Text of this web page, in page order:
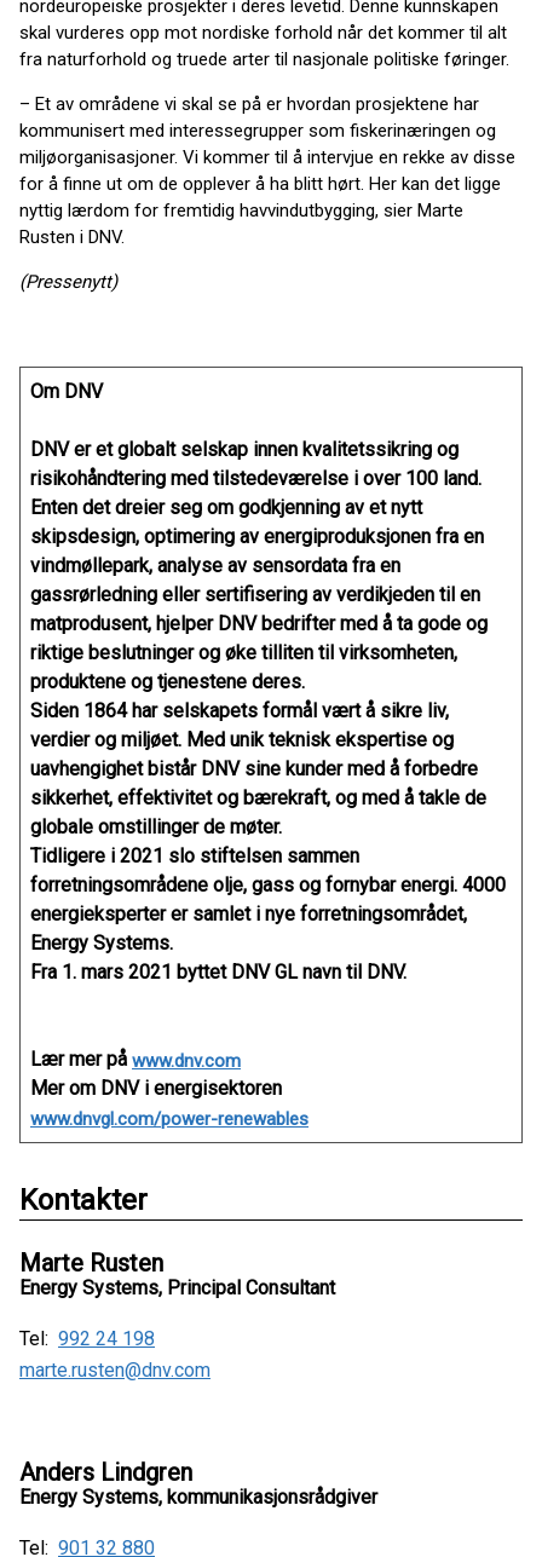
nordeuropeiske prosjekter i deres levetid. Denne kunnskapen
skal vurderes opp mot nordiske forhold når det kommer til alt
fra naturforhold og truede arter til nasjonale politiske føringer.
– Et av områdene vi skal se på er hvordan prosjektene har
kommunisert med interessegrupper som fiskerinæringen og
miljøorganisasjoner. Vi kommer til å intervjue en rekke av disse
for å finne ut om de opplever å ha blitt hørt. Her kan det ligge
nyttig lærdom for fremtidig havvindutbygging, sier Marte
Rusten i DNV.
(Pressenytt)
Om DNV
DNV er et globalt selskap innen kvalitetssikring og
risikohåndtering med tilstedeværelse i over 100 land.
Enten det dreier seg om godkjenning av et nytt
skipsdesign, optimering av energiproduksjonen fra en
vindmøllepark, analyse av sensordata fra en
gassrørledning eller sertifisering av verdikjeden til en
matprodusent, hjelper DNV bedrifter med å ta gode og
riktige beslutninger og øke tilliten til virksomheten,
produktene og tjenestene deres.
Siden 1864 har selskapets formål vært å sikre liv,
verdier og miljøet. Med unik teknisk ekspertise og
uavhengighet bistår DNV sine kunder med å forbedre
sikkerhet, effektivitet og bærekraft, og med å takle de
globale omstillinger de møter.
Tidligere i 2021 slo stiftelsen sammen
forretningsområdene olje, gass og fornybar energi. 4000
energieksperter er samlet i nye forretningsområdet,
Energy Systems.
Fra 1. mars 2021 byttet DNV GL navn til DNV.
Lær mer på www.dnv.com
Mer om DNV i energisektoren
www.dnvgl.com/power-renewables
Kontakter
Marte Rusten
Energy Systems, Principal Consultant
Tel: 992 24 198
marte.rusten@dnv.com
Anders Lindgren
Energy Systems, kommunikasjonsrådgiver
Tel: 901 32 880